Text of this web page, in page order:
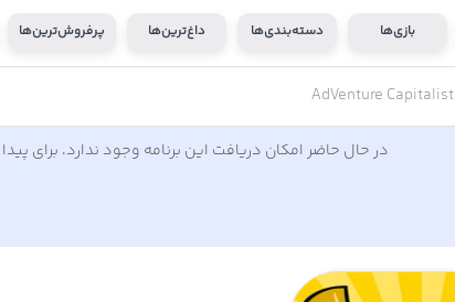
بازی‌ها دسته‌بندی‌ها داغ‌ترین‌ها پرفروش‌ترین‌ها
AdVenture Capitalist
در حال حاضر امکان دریافت این برنامه وجود ندارد. برای